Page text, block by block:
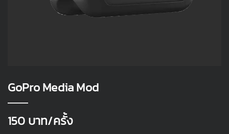
GoPro Media Mod
150 บาท/ครั้ง